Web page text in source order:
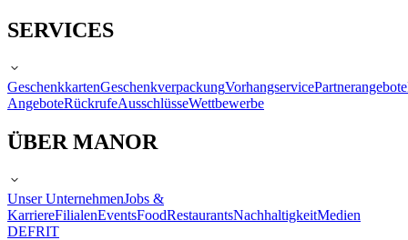
SERVICES
GeschenkkartenGeschenkverpackungVorhangservicePartnerangebote
AngeboteRückrufeAusschlüsseWettbewerbe
ÜBER MANOR
Unser UnternehmenJobs &
KarriereFilialenEventsFoodRestaurantsNachhaltigkeitMedien
DEFRIT